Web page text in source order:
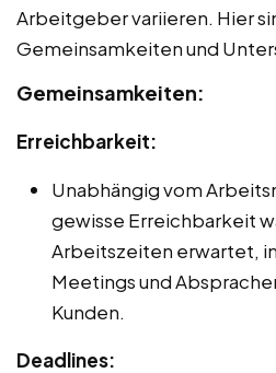
Arbeitgeber variieren. Hier
Gemeinsamkeiten und
Gemeinsamkeiten:
Erreichbarkeit:
Unabhängig vom
gewisse Erreichbarkeit
Arbeitszeiten erwartet,
Meetings und
Kunden.
Deadlines: